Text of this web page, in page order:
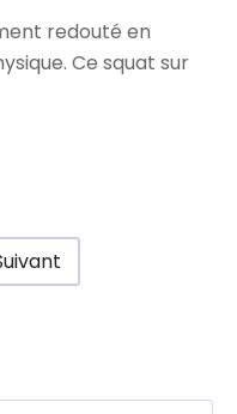
redouté en
Ce squat sur